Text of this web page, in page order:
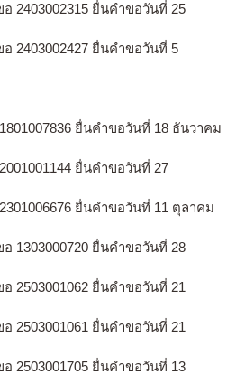
2403002315 ยื่นคำขอวันที่ 25
2403002427 ยื่นคำขอวันที่ 5
ยื่นคำขอวันที่ 18 ธันวาคม
ยื่นคำขอวันที่ 27
ยื่นคำขอวันที่ 11 ตุลาคม
1303000720 ยื่นคำขอวันที่ 28
2503001062 ยื่นคำขอวันที่ 21
2503001061 ยื่นคำขอวันที่ 21
2503001705 ยื่นคำขอวันที่ 13